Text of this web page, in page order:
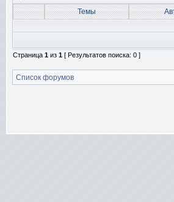
Темы
Страница 1 из 1 [ Результатов поиска: 0 ]
Список форумов